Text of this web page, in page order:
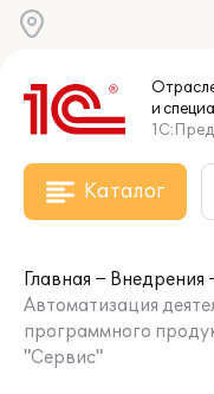
и
Каталог
Главная
Внедрения
Автоматизация
программного
"Сервис"